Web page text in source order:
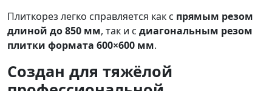
Плиткорез легко справляется как с прямым резом
длиной до 850 мм, так и с диагональным резом
плитки формата 600×600 мм.
Создан для тяжёлой